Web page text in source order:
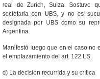
real de Zurich, Suiza. Sostuvo
societaria con UBS, y no es
designada por UBS como su
Argentina.
Manifestó luego que en el caso no
el emplazamiento del art. 122 LS.
d) La decisión recurrida y su crítica